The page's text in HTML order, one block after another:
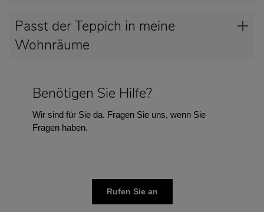
Passt der Teppich in meine
Wohnräume
Benötigen Sie Hilfe?
Wir sind für Sie da. Fragen Sie uns, wenn Sie
Fragen haben.
Rufen Sie an